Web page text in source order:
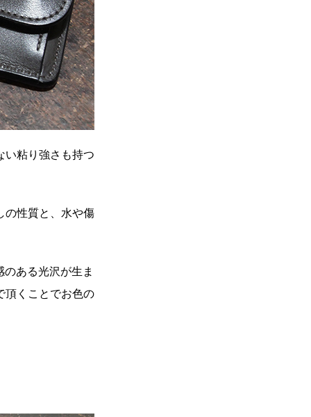
い粘り強さも持つ
の性質と、水や傷
ある光沢が生ま
頂くことでお色の